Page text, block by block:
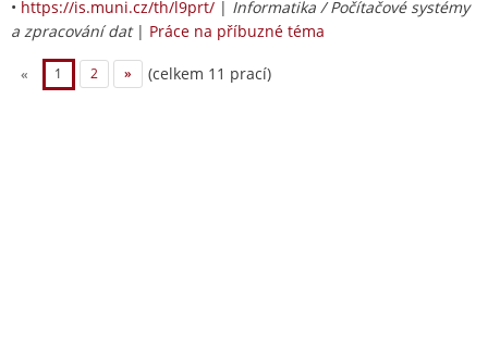
• https://is.muni.cz/th/l9prt/ | Informatika / Počítačové systémy
a zpracování dat| Práce na příbuzné téma
« 1 2 » (celkem 11 prací)